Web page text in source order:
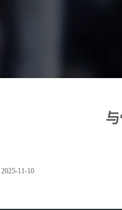
2025-11-10